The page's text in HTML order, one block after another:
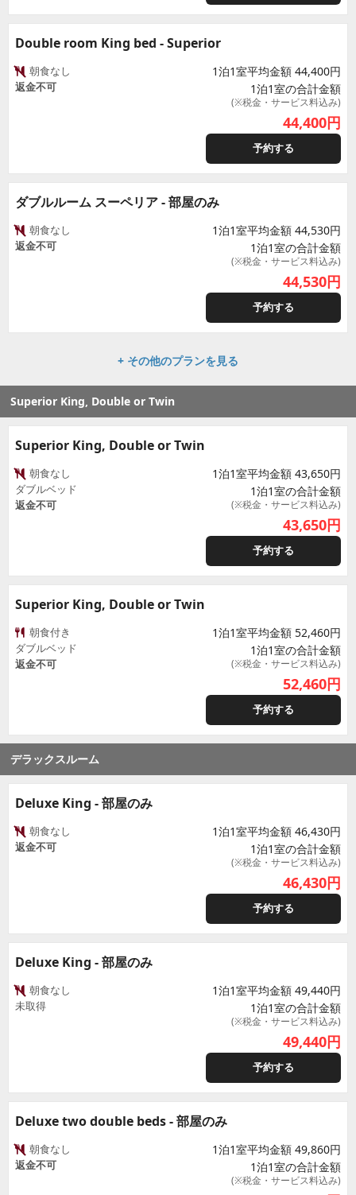
Double room King bed - Superior
朝食なし
返金不可
1泊1室平均金額 44,400円
1泊1室の合計金額
(※税金・サービス料込み)
44,400円
予約する
ダブルルーム スーペリア - 部屋のみ
朝食なし
返金不可
1泊1室平均金額 44,530円
1泊1室の合計金額
(※税金・サービス料込み)
44,530円
予約する
+ その他のプランを見る
Superior King, Double or Twin
Superior King, Double or Twin
朝食なし
ダブルベッド
返金不可
1泊1室平均金額 43,650円
1泊1室の合計金額
(※税金・サービス料込み)
43,650円
予約する
Superior King, Double or Twin
朝食付き
ダブルベッド
返金不可
1泊1室平均金額 52,460円
1泊1室の合計金額
(※税金・サービス料込み)
52,460円
予約する
デラックスルーム
Deluxe King - 部屋のみ
朝食なし
返金不可
1泊1室平均金額 46,430円
1泊1室の合計金額
(※税金・サービス料込み)
46,430円
予約する
Deluxe King - 部屋のみ
朝食なし
未取得
1泊1室平均金額 49,440円
1泊1室の合計金額
(※税金・サービス料込み)
49,440円
予約する
Deluxe two double beds - 部屋のみ
朝食なし
返金不可
1泊1室平均金額 49,860円
1泊1室の合計金額
(※税金・サービス料込み)